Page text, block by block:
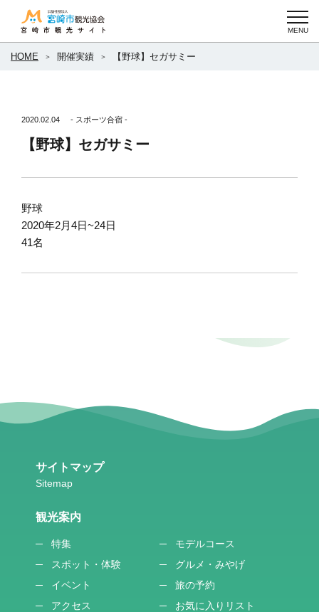
HOME 開催実績 【野球】セガサミー
2020.02.04 - スポーツ合宿 -
【野球】セガサミー
野球
2020年2月4日~24日
41名
サイトマップ
観光案内
特集
モデルコース
スポット・体験
グルメ・みやげ
イベント
旅の予約
アクセス
お気に入りリスト